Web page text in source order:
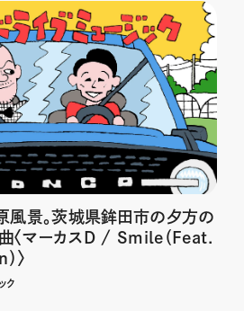
風景。茨城県鉾田市の夕方の
〈マーカスD / Smile（Feat.
〉
ク